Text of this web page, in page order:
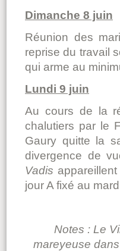
Dimanche 8 juin
Réunion des
reprise du travail
qui arme au
Lundi 9 juin
Au cours de la
chalutiers par le
Gaury quitte la
divergence de
Vadis
jour A fixé au
Notes : Le
mareyeuse